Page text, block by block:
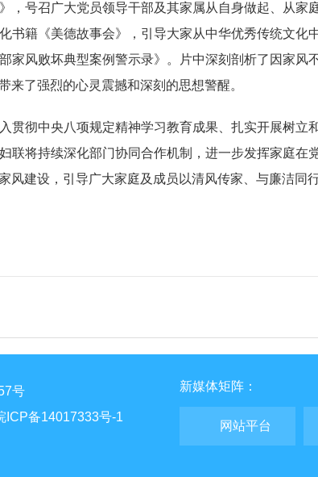
，号召广大党员领导干部及其家属从自身做起、从
书籍《美德故事会》，引导大家从中华优秀传统文化
风败坏典型案例警示录》。片中深刻剖析了因家风
来了强烈的心灵震撼和深刻的思想警醒。
贯彻中央八项规定精神学习教育成果、扎实开展树立
联将持续深化部门协同合作机制，进一步发挥家庭在
风建设，引导广大家庭及成员以清风传家、与廉洁同
号
ICP备14017333号-1
新媒体矩阵：
网站平台